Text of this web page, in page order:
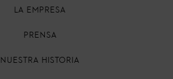
La empresa
Prensa
Nuestra historia